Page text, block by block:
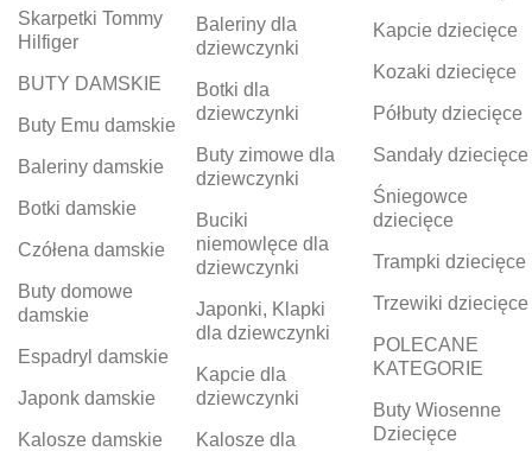
Skarpetki Tommy
Hilfiger
BUTY DAMSKIE
Buty Emu damskie
Baleriny damskie
Botki damskie
Czółena damskie
Buty domowe
damskie
Espadryl damskie
Japonk damskie
Kalosze damskie
Baleriny dla
dziewczynki
Botki dla
dziewczynki
Buty zimowe dla
dziewczynki
Buciki
niemowlęce dla
dziewczynki
Japonki, Klapki
dla dziewczynki
Kapcie dla
dziewczynki
Kalosze dla
Kapcie dziecięce
Kozaki dziecięce
Półbuty dziecięce
Sandały dziecięce
Śniegowce
dziecięce
Trampki dziecięce
Trzewiki dziecięce
POLECANE
KATEGORIE
Buty Wiosenne
Dziecięce